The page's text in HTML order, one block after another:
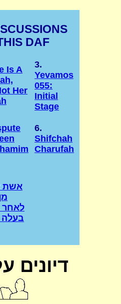
DAF
Is A
Her
3.
Yevamos
055:
Initial
Stage
6.
Shifchah
Charufah
אשת
לאחר
דיונים